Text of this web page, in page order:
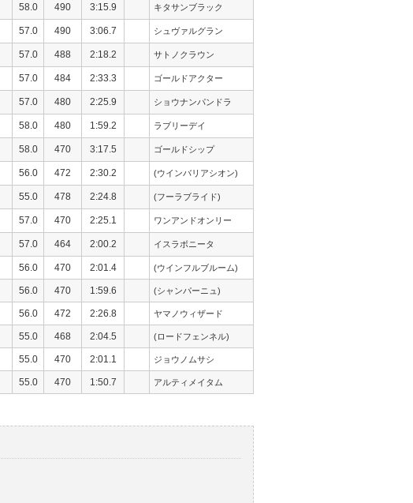
58.0 490 3:15.9 キタサンブラック
57.0 490 3:06.7 シュヴァルグラン
57.0 488 2:18.2 サトノクラウン
57.0 484 2:33.3 ゴールドアクター
57.0 480 2:25.9 ショウナンパンドラ
58.0 480 1:59.2 ラブリーデイ
58.0 470 3:17.5 ゴールドシップ
56.0 472 2:30.2 (ウインバリアシオン)
55.0 478 2:24.8 (フーラブライド)
57.0 470 2:25.1 ワンアンドオンリー
57.0 464 2:00.2 イスラボニータ
56.0 470 2:01.4 (ウインフルブルーム)
56.0 470 1:59.6 (シャンパーニュ)
56.0 472 2:26.8 ヤマノウィザード
55.0 468 2:04.5 (ロードフェンネル)
55.0 470 2:01.1 ジョウノムサシ
55.0 470 1:50.7 アルティメイタム